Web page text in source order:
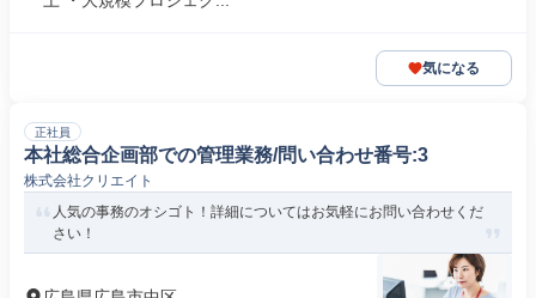
気になる
正社員
本社総合企画部での管理業務/問い合わせ番号:3
株式会社クリエイト
人気の事務のオシゴト！詳細についてはお気軽にお問い合わせくだ
さい！